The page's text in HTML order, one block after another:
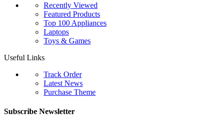
Recently Viewed
Featured Products
Top 100 Appliances
Laptops
Toys & Games
Useful Links
Track Order
Latest News
Purchase Theme
Subscribe Newsletter